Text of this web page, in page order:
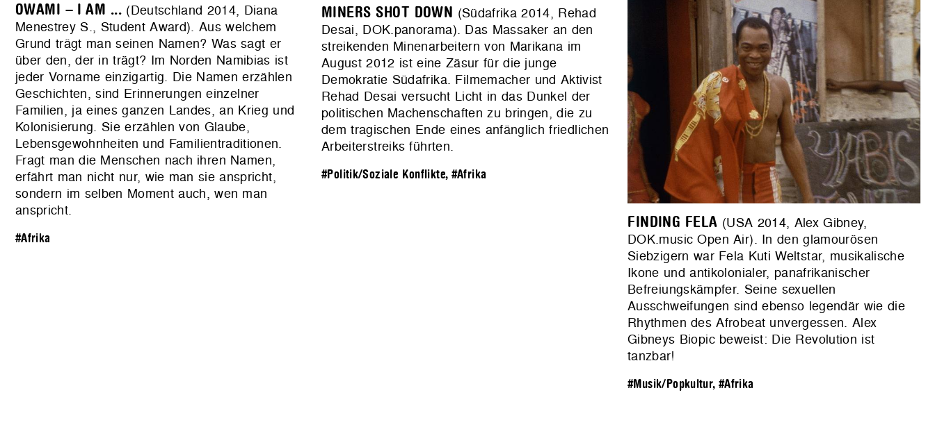
OWAMI – I AM ... (Deutschland 2014, Diana
Menestrey S., Student Award). Aus welchem
Grund trägt man seinen Namen? Was sagt er
über den, der in trägt? Im Norden Namibias ist
jeder Vorname einzigartig. Die Namen erzählen
Geschichten, sind Erinnerungen einzelner
Familien, ja eines ganzen Landes, an Krieg und
Kolonisierung. Sie erzählen von Glaube,
Lebensgewohnheiten und Familientraditionen.
Fragt man die Menschen nach ihren Namen,
erfährt man nicht nur, wie man sie anspricht,
sondern im selben Moment auch, wen man
anspricht.
#Afrika
MINERS SHOT DOWN (Südafrika 2014, Rehad
Desai, DOK.panorama). Das Massaker an den
streikenden Minenarbeitern von Marikana im
August 2012 ist eine Zäsur für die junge
Demokratie Südafrika. Filmemacher und Aktivist
Rehad Desai versucht Licht in das Dunkel der
politischen Machenschaften zu bringen, die zu
dem tragischen Ende eines anfänglich friedlichen
Arbeiterstreiks führten.
#Politik/Soziale Konflikte, #Afrika
FINDING FELA (USA 2014, Alex Gibney,
DOK.music Open Air). In den glamourösen
Siebzigern war Fela Kuti Weltstar, musikalische
Ikone und antikolonialer, panafrikanischer
Befreiungskämpfer. Seine sexuellen
Ausschweifungen sind ebenso legendär wie die
Rhythmen des Afrobeat unvergessen. Alex
Gibneys Biopic beweist: Die Revolution ist
tanzbar!
#Musik/Popkultur, #Afrika